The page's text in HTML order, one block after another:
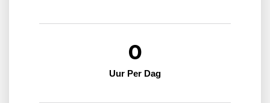
Uur Per Dag
0